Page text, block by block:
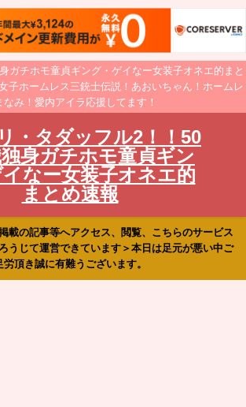
ガチホモ童貞ギング・ゲイなー女装子オネエ的まと
子ホームレス三銃士伝説！あおいちゃん！ホームレ
なみ！愛内アイラ応援してます！
・タダッフル2！！50
身ガチホモ童貞ギン
なー女装子オネエ的
まとめ速報
載の記事等へアクセス、閲覧、こちらのサービス
うじて運営できています＞本日は足元が悪い中ご
労頂き誠に有難うございます。